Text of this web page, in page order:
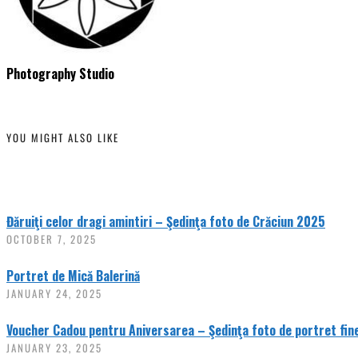
Photography Studio
YOU MIGHT ALSO LIKE
Đăruiţi celor dragi amintiri – Şedinţa foto de Crăciun 2025
OCTOBER 7, 2025
Portret de Mică Balerină
JANUARY 24, 2025
Voucher Cadou pentru Aniversarea – Şedinţa foto de portret
JANUARY 23, 2025